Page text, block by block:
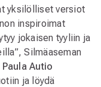
yksilölliset versiot
inspiroimat
jokaisen tyyliin ja
Silmäaseman
Paula Autio
ja löydä